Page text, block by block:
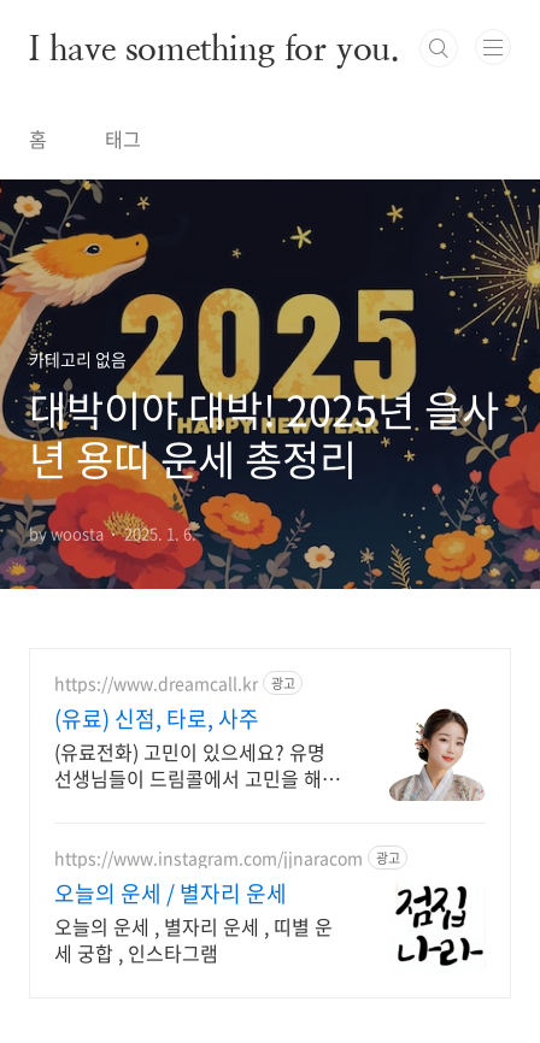
I have something for you.
홈 태그
카테고리 없음
대박이야 대박! 2025년 을사
년 용띠 운세 총정리
by woosta 2025. 1. 6.
https://www.dreamcall.kr 광고
(유료) 신점, 타로, 사주
(유료전화) 고민이 있으세요? 유명
선생님들이 드림콜에서 고민을 해결
https://www.instagram.com/jjnaracom 광고
오늘의 운세 / 별자리 운세
오늘의 운세 , 별자리 운세 , 띠별 운
세 궁합 , 인스타그램